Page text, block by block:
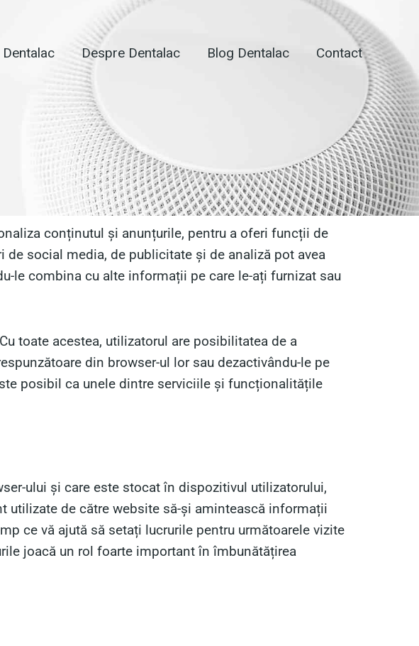
Despre Dentalac Blog Dentalac Contact
conținutul și anunțurile, pentru a oferi funcții de
social media, de publicitate și de analiză pot avea
le combina cu alte informații pe care le-ați furnizat sau
toate acestea, utilizatorul are posibilitatea de a
din browser-ul lor sau dezactivându-le pe
posibil ca unele dintre serviciile și funcționalitățile
ului și care este stocat în dispozitivul utilizatorului,
utilizate de către website să-și amintească informații
ce vă ajută să setați lucrurile pentru următoarele vizite
joacă un rol foarte important în îmbunătățirea